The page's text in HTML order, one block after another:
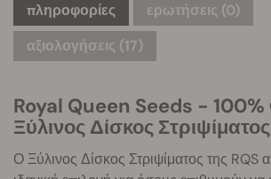
πληροφορίες ερωτήσεις (0)
αξιολογήσεις (17)
Royal Queen Seeds - 100%
Ξύλινος Δίσκος Στριψίματος
Ο Ξύλινος Δίσκος Στριψίματος της RQS